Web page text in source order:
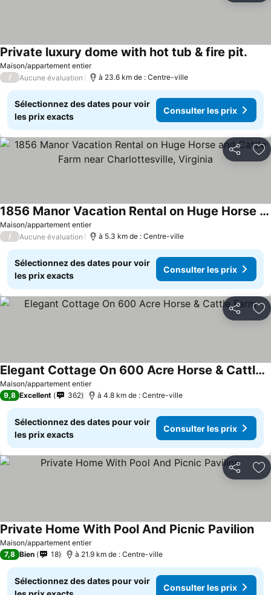
Maison/appartement entier
Private luxury dome with hot tub & fire pit.
/ Aucune évaluation à 23.6 km de : Centre-ville
Sélectionnez des dates pour voir
les prix exacts
Consulter les prix
Partager
Maison/appartement entier
1856 Manor Vacation Rental on Huge Horse and Cattle Farm near Charlottesville, Virginia
Consulter les prix
/ Aucune évaluation à 5.3 km de : Centre-ville
Sélectionnez des dates pour voir
les prix exacts
Consulter les prix
Partager
Maison/appartement entier
Elegant Cottage On 600 Acre Horse & Cattle Farm
Consulter les prix
9,8 Excellent 362 à 4.8 km de : Centre-ville
Sélectionnez des dates pour voir
les prix exacts
Consulter les prix
Partager
Maison/appartement entier
Private Home With Pool And Picnic Pavilion
7,8 Bien 18 à 21.9 km de : Centre-ville
Sélectionnez des dates pour voir
Consulter les prix